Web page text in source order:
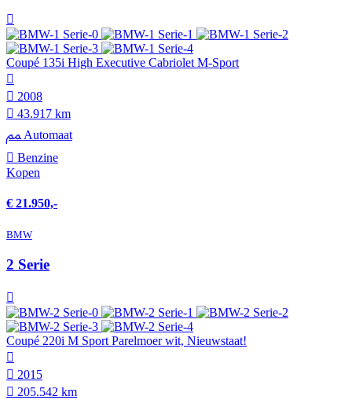
Coupé 135i High Executive Cabriolet M-Sport
2008
43.917 km
Automaat
Benzine
Kopen
€ 21.950,-
BMW
2 Serie
Coupé 220i M Sport Parelmoer wit, Nieuwstaat!
2015
205.542 km